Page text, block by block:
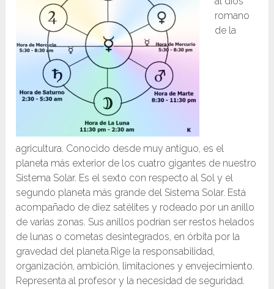
romano
de la
agricultura. Conocido desde muy antiguo, es el
planeta más exterior de los cuatro gigantes de nuestro
Sistema Solar. Es el sexto con respecto al Sol y el
segundo planeta más grande del Sistema Solar. Está
acompañado de diez satélites y rodeado por un anillo
de varias zonas. Sus anillos podrían ser restos helados
de lunas o cometas desintegrados, en órbita por la
gravedad del planeta.Rige la responsabilidad,
organización, ambición, limitaciones y envejecimiento.
Representa al profesor y la necesidad de seguridad.